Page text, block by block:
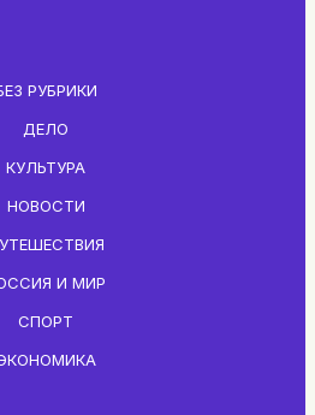
РУБРИКИ
ДЕЛО
КУЛЬТУРА
НОВОСТИ
И МИР
СПОРТ